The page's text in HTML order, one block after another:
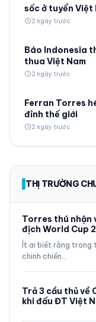
sốc ở tuyển Việt
schedule2 ngày trước
Báo Indonesia
thua Việt Nam
schedule2 ngày trước
Ferran Torres
đỉnh thế giới
schedule2 ngày trước
THỊ TRƯỜNG
Torres thú nhận
địch World Cup
Ít ai biết rằng trong
chinh chiến…
Trả 3 cầu thủ về
khi đấu ĐT Việt